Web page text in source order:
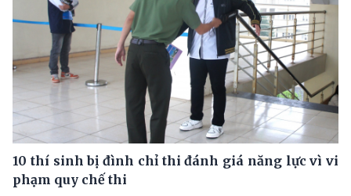
10 thí sinh bị đình chỉ thi đánh giá năng lực vì vi
phạm quy chế thi